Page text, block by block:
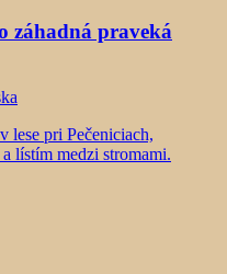
záhadná praveká